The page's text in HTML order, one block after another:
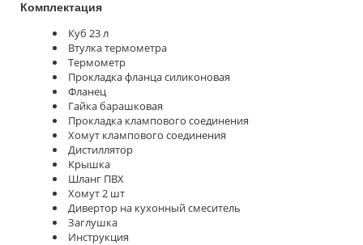
Комплектация
Куб 23 л
Втулка термометра
Термометр
Прокладка фланца силиконовая
Фланец
Гайка барашковая
Прокладка клампового соединения
Хомут клампового соединения
Дистиллятор
Крышка
Шланг ПВХ
Хомут 2 шт
Дивертор на кухонный смеситель
Заглушка
Инструкция